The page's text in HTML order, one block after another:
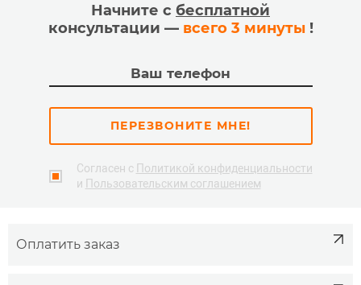
Начните с бесплатной
консультации — всего 3 минуты!
ПЕРЕЗВОНИТЕ МНЕ!
Согласен с Политикой конфиденциальности
и Пользовательским соглашением
Оплатить заказ